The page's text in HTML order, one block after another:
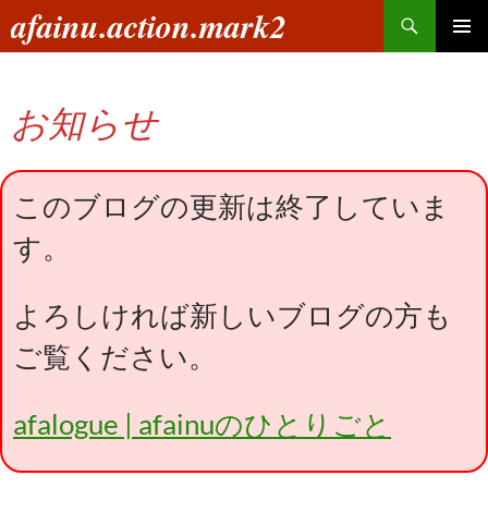
ン
へ
ス
キ
プ
afainu.action.mark2
索
お知らせ
このブログの更新は終了していま
す。
よろしければ新しいブログの方も
ご覧ください。
afalogue | afainuのひとりごと